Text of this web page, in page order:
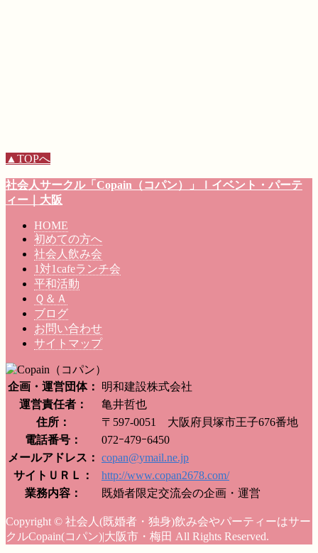
▲TOPへ
社会人サークル「Copain（コパン）」
ｌイベント・パーテ
ィー ｜大阪
HOME
初めての方へ
社会人飲み会
1対1cafeランチ会
平和活動
Ｑ＆Ａ
ブログ
お問い合わせ
サイトマップ
企画・運営団体：
明和建設株式会社
運営責任者：
亀井哲也
住所：
〒597-0051 大阪府貝塚市王子676番地
電話番号：
072ｰ479ｰ6450
メールアドレス： copan@ymail.ne.jp
サイトＵＲＬ：
http://www.copan2678.com/
業務内容：
既婚者限定交流会の企画・運営
Copyright © 社会人(既婚者・独身)飲み会やパーティーはサー
クルCopain(コパン)|大阪市・梅田 All Rights Reserved.